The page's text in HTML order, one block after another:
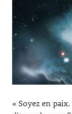
« Soyez en